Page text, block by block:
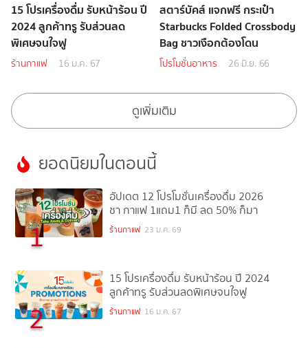
15 โปรเครื่องดื่ม รับหน้าร้อน ปี
2024 ลูกค้าทรู รับส่วนลด
พิเศษจนใจฟู
ร้านกาแฟ 16 ม.ค. 67
สตาร์บัคส์ แจกฟรี กระเป๋า
Starbucks Folded Crossbody
Bag ชาวเงือกต้องโดน
โปรโมชั่นอาหาร 26 มิ.ย. 66
ดูเพิ่มเติม
ยอดนิยมในตอนนี้
1
อัปเดต 12 โปรโมชั่นเครื่องดื่ม 2026
ชา กาแฟ 1แถม1 ก็มี ลด 50% ก็มา
ร้านกาแฟ 23 ม.ค. 69
2
15 โปรเครื่องดื่ม รับหน้าร้อน ปี 2024
ลูกค้าทรู รับส่วนลดพิเศษจนใจฟู
ร้านกาแฟ 16 ม.ค. 67